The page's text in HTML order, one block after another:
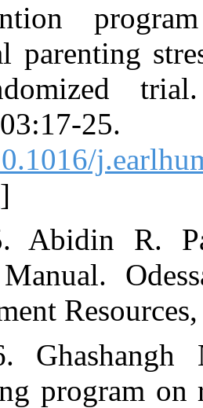
intervention
paternal
A
2016;103:17-
[DOI:10.1016/
[
15. 15.
(PSI):
Assessment
16. 16.
parenting